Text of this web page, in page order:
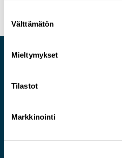
valinta
Välttämätön
Mieltymykset
Tilastot
Markkinointi
Järkevämmän